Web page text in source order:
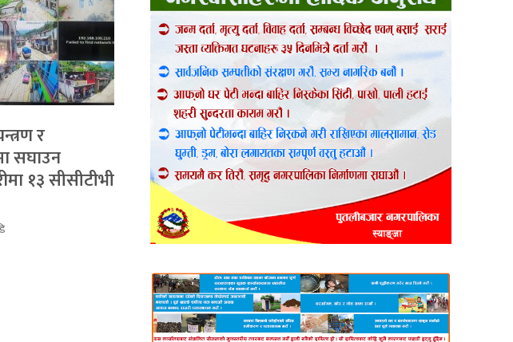
र
सघाउन
१३ सीसीटीभी